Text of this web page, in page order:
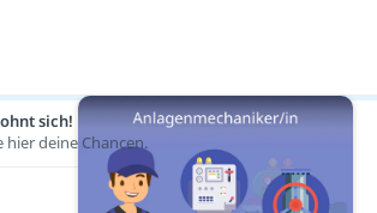
sich!
hier deine Chancen.